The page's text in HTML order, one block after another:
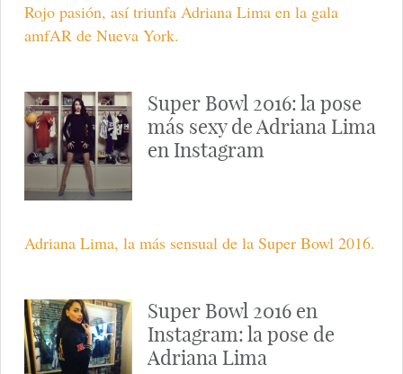
Rojo pasión, así triunfa Adriana Lima en la gala
amfAR de Nueva York.
Super Bowl 2016: la pose
más sexy de Adriana Lima
en Instagram
Adriana Lima, la más sensual de la Super Bowl 2016.
Super Bowl 2016 en
Instagram: la pose de
Adriana Lima